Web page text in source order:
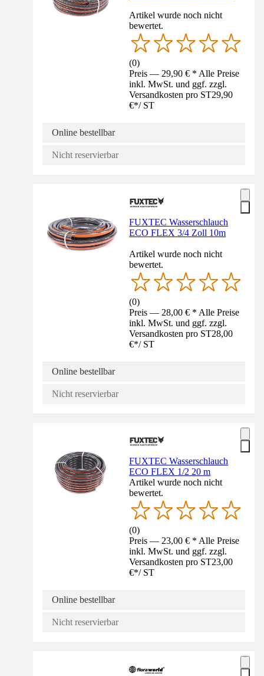
Artikel wurde noch nicht
bewertet.
(0)
Preis — 29,90 € * Alle Preise
inkl. MwSt. und ggf. zzgl.
Versandkosten pro ST29,90
€*/ ST
Online bestellbar
Nicht reservierbar
FUXTEC Wasserschlauch
ECO FLEX 3/4 Zoll 10m
Artikel wurde noch nicht
bewertet.
(0)
Preis — 28,00 € * Alle Preise
inkl. MwSt. und ggf. zzgl.
Versandkosten pro ST28,00
€*/ ST
Online bestellbar
Nicht reservierbar
FUXTEC Wasserschlauch
ECO FLEX 1/2 20 m
Artikel wurde noch nicht
bewertet.
(0)
Preis — 23,00 € * Alle Preise
inkl. MwSt. und ggf. zzgl.
Versandkosten pro ST23,00
€*/ ST
Online bestellbar
Nicht reservierbar